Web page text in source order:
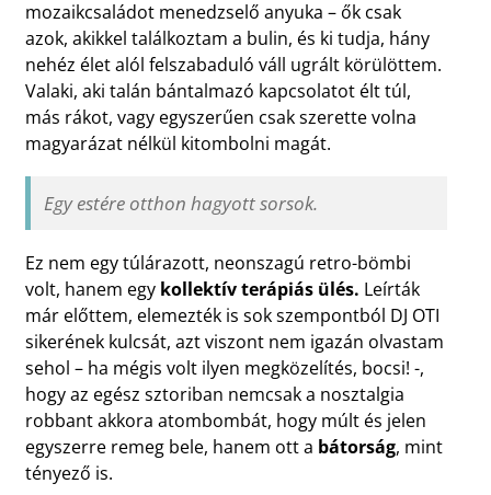
mozaikcsaládot menedzselő anyuka – ők csak
azok, akikkel találkoztam a bulin, és ki tudja, hány
nehéz élet alól felszabaduló váll ugrált körülöttem.
Valaki, aki talán bántalmazó kapcsolatot élt túl,
más rákot, vagy egyszerűen csak szerette volna
magyarázat nélkül kitombolni magát.
Egy estére otthon hagyott sorsok.
Ez nem egy túlárazott, neonszagú retro-bömbi
volt, hanem egy kollektív terápiás ülés. Leírták
már előttem, elemezték is sok szempontból DJ OTI
sikerének kulcsát, azt viszont nem igazán olvastam
sehol – ha mégis volt ilyen megközelítés, bocsi! -,
hogy az egész sztoriban nemcsak a nosztalgia
robbant akkora atombombát, hogy múlt és jelen
egyszerre remeg bele, hanem ott a bátorság, mint
tényező is.